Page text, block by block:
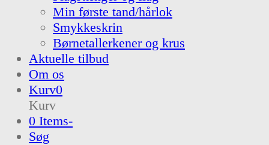
Min første tand/hårlok
Smykkeskrin
Børnetallerkener og krus
Aktuelle tilbud
Om os
Kurv0
Kurv
0 Items-
Søg